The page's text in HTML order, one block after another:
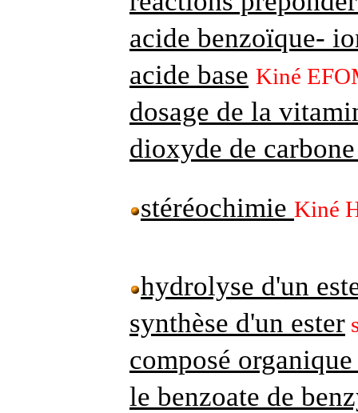
acide benzoïque-
acide base Kiné
dosage de la
dioxyde de
stéréochimie Kiné
hydrolyse d'un
synthèse d'un ester
composé
le benzoate de